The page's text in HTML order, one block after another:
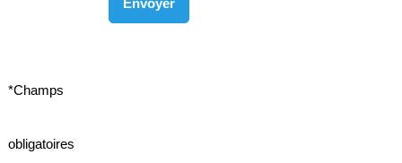
*Champs
obligatoires